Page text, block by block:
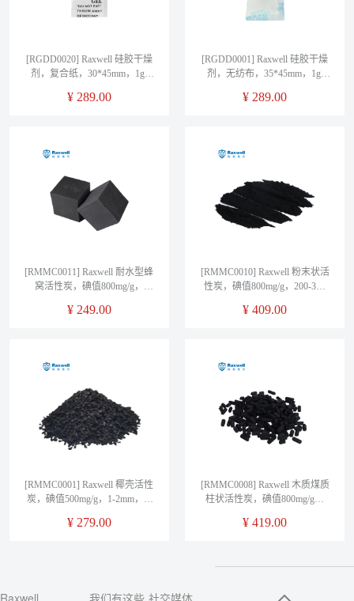
[RGDD0020] Raxwell 硅胶干燥
剂，复合纸，30*45mm，1g/
¥ 289.00
[RGDD0001] Raxwell 硅胶干燥
剂，无纺布，35*45mm，1g/
¥ 289.00
[RMMC0011] Raxwell 耐水型蜂
窝活性炭，碘值800mg/g，
18块/箱
¥ 249.00
[RMMC0010] Raxwell 粉末状活
性炭，碘值800mg/g，200-300
¥409.00
[RMMC0001] Raxwell 椰壳活性
炭，碘值500mg/g，1-2mm，2-
25kg/袋
¥ 279.00
[RMMC0008] Raxwell 木质煤质
柱状活性炭，碘值800mg/g，
¥419.00
Raxwell 我们有这些 社交媒体